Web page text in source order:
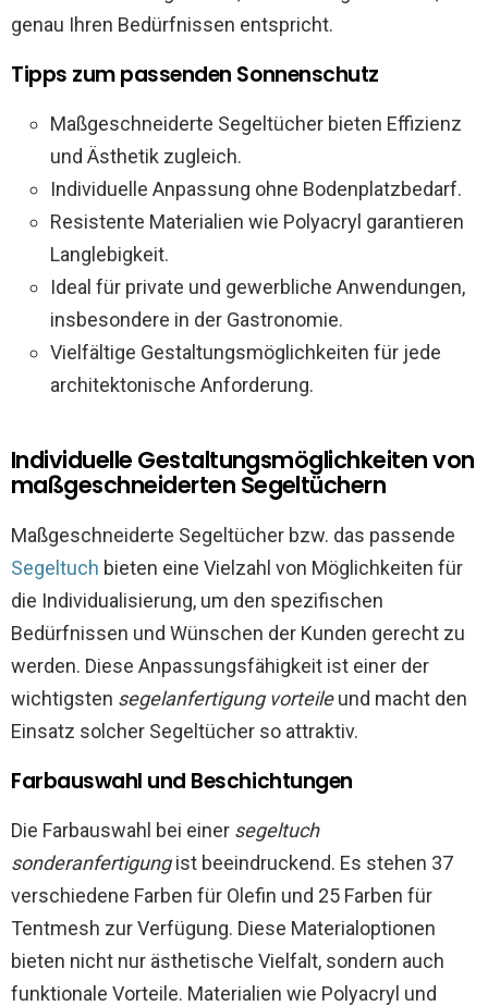
genau Ihren Bedürfnissen entspricht.
Tipps zum passenden Sonnenschutz
Maßgeschneiderte Segeltücher bieten Effizienz
und Ästhetik zugleich.
Individuelle Anpassung ohne Bodenplatzbedarf.
Resistente Materialien wie Polyacryl garantieren
Langlebigkeit.
Ideal für private und gewerbliche Anwendungen,
insbesondere in der Gastronomie.
Vielfältige Gestaltungsmöglichkeiten für jede
architektonische Anforderung.
Individuelle Gestaltungsmöglichkeiten von
maßgeschneiderten Segeltüchern
Maßgeschneiderte Segeltücher bzw. das passende
Segeltuch bieten eine Vielzahl von Möglichkeiten für
die Individualisierung, um den spezifischen
Bedürfnissen und Wünschen der Kunden gerecht zu
werden. Diese Anpassungsfähigkeit ist einer der
wichtigsten segelanfertigung vorteileund macht den
Einsatz solcher Segeltücher so attraktiv.
Farbauswahl und Beschichtungen
Die Farbauswahl bei einer segeltuch
sonderanfertigungist beeindruckend. Es stehen 37
verschiedene Farben für Olefin und 25 Farben für
Tentmesh zur Verfügung. Diese Materialoptionen
bieten nicht nur ästhetische Vielfalt, sondern auch
funktionale Vorteile. Materialien wie Polyacryl und